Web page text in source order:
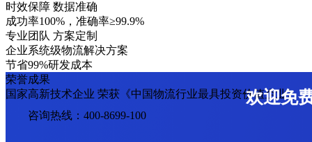
时效保障 数据准确
成功率100%，准确率≥99.9%
专业团队 方案定制
企业系统级物流解决方案
节省99%研发成本
荣誉成果
国家高新技术企业 荣获《中国物流行业最具投资价值企业》
欢迎免
咨询热线：400-8699-100